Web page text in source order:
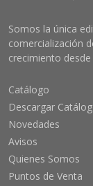
Somos la única
comercialización
crecimiento desde
Catálogo
Descargar
Novedades
Avisos
Quienes Somos
Puntos de Venta